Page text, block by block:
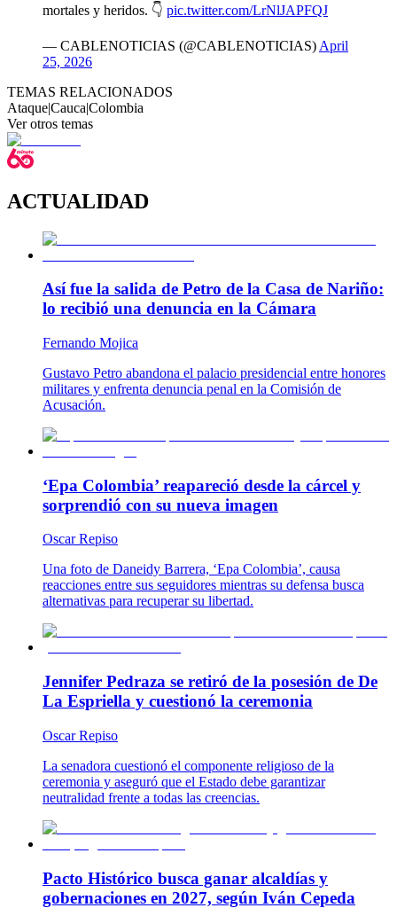
mortales y heridos. 👇 pic.twitter.com/LrNlJAPFQJ
— CABLENOTICIAS (@CABLENOTICIAS) April
25, 2026
TEMAS RELACIONADOS
Ataque|Cauca|Colombia
Ver otros temas
ACTUALIDAD
Así fue la salida de Petro de la Casa de Nariño:
lo recibió una denuncia en la Cámara
Fernando Mojica
Gustavo Petro abandona el palacio presidencial entre honores
militares y enfrenta denuncia penal en la Comisión de
Acusación.
‘Epa Colombia’ reapareció desde la cárcel y
sorprendió con su nueva imagen
Oscar Repiso
Una foto de Daneidy Barrera, ‘Epa Colombia’, causa
reacciones entre sus seguidores mientras su defensa busca
alternativas para recuperar su libertad.
Jennifer Pedraza se retiró de la posesión de De
La Espriella y cuestionó la ceremonia
Oscar Repiso
La senadora cuestionó el componente religioso de la
ceremonia y aseguró que el Estado debe garantizar
neutralidad frente a todas las creencias.
Pacto Histórico busca ganar alcaldías y
gobernaciones en 2027, según Iván Cepeda